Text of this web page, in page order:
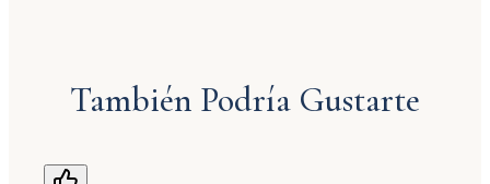
También Podría Gustarte